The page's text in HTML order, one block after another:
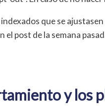
que se ajustasen
el post de la semana
y los